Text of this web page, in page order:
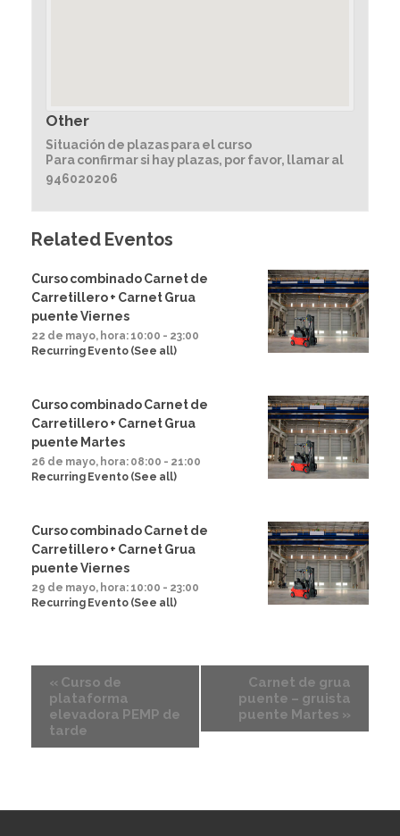
Other
Situación de plazas para el curso
Para confirmar si hay plazas, por favor, llamar al
946020206
Related Eventos
Curso combinado Carnet de
Carretillero + Carnet Grua
puente Viernes
22 de mayo, hora: 10:00 - 23:00
Recurring Evento (See all)
Curso combinado Carnet de
Carretillero + Carnet Grua
puente Martes
26 de mayo, hora: 08:00 - 21:00
Recurring Evento (See all)
Curso combinado Carnet de
Carretillero + Carnet Grua
puente Viernes
29 de mayo, hora: 10:00 - 23:00
Recurring Evento (See all)
« Curso de
plataforma
elevadora PEMP de
tarde
Carnet de grua
puente – gruista
puente Martes »